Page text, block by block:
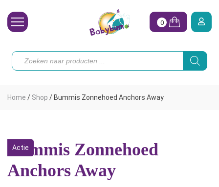
Toebehoren
Onze merken
Hoe begin ik?
0
Producten
zoeken
Home / Shop / Bummis Zonnehoed Anchors Away
Actie
Bummis Zonnehoed
Anchors Away